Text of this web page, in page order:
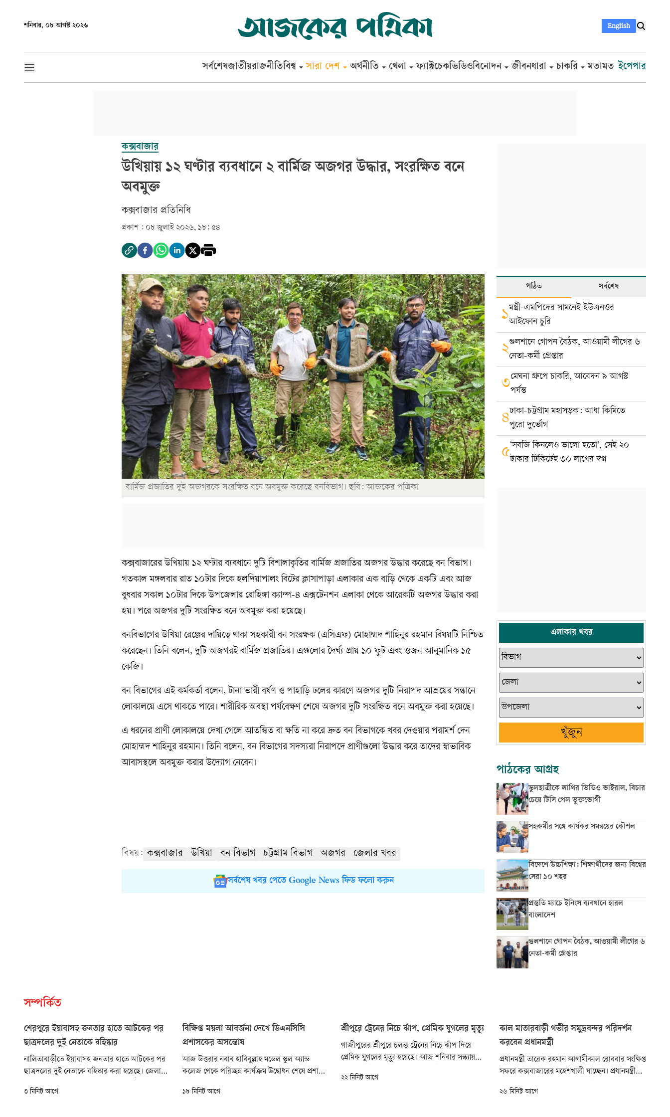
শনিবার, ০৮ আগস্ট ২০২৬ English
সর্বশেষজাতীয়রাজনীতিবিশ্ব সারা দেশ অর্থনীতি খেলা ফ্যাক্টচেকভিডিওবিনোদন জীবনধারা চাকরি মতামত ইপেপার
কক্সবাজার
উখিয়ায় ১২ ঘণ্টার ব্যবধানে ২ বার্মিজ অজগর উদ্ধার, সংরক্ষিত বনে
অবমুক্ত
কক্সবাজার প্রতিনিধি
প্রকাশ : ০৮ জুলাই ২০২৬, ১৮: ৫৪
বার্মিজ প্রজাতির দুই অজগরকে সংরক্ষিত বনে অবমুক্ত করেছে বনবিভাগ। ছবি: আজকের পত্রিকা
কক্সবাজারের উখিয়ায় ১২ ঘণ্টার ব্যবধানে দুটি বিশালাকৃতির বার্মিজ প্রজাতির অজগর উদ্ধার করেছে বন বিভাগ।
গতকাল মঙ্গলবার রাত ১০টার দিকে হলদিয়াপালং বিটের ক্লাসাপাড়া এলাকার এক বাড়ি থেকে একটি এবং আজ
বুধবার সকাল ১০টার দিকে উপজেলার রোহিঙ্গা ক্যাম্প-৪ এক্সটেনশন এলাকা থেকে আরেকটি অজগর উদ্ধার করা
হয়। পরে অজগর দুটি সংরক্ষিত বনে অবমুক্ত করা হয়েছে।
বনবিভাগের উখিয়া রেঞ্জের দায়িত্বে থাকা সহকারী বন সংরক্ষক (এসিএফ) মোহাম্মদ শাহিনুর রহমান বিষয়টি নিশ্চিত
করেছেন। তিনি বলেন, দুটি অজগরই বার্মিজ প্রজাতির। এগুলোর দৈর্ঘ্য প্রায় ১০ ফুট এবং ওজন আনুমানিক ১৫
কেজি।
বন বিভাগের এই কর্মকর্তা বলেন, টানা ভারী বর্ষণ ও পাহাড়ি ঢলের কারণে অজগর দুটি নিরাপদ আশ্রয়ের সন্ধানে
লোকালয়ে এসে থাকতে পারে। শারীরিক অবস্থা পর্যবেক্ষণ শেষে অজগর দুটি সংরক্ষিত বনে অবমুক্ত করা হয়েছে।
এ ধরনের প্রাণী লোকালয়ে দেখা গেলে আতঙ্কিত বা ক্ষতি না করে দ্রুত বন বিভাগকে খবর দেওয়ার পরামর্শ দেন
মোহাম্মদ শাহিনুর রহমান। তিনি বলেন, বন বিভাগের সদস্যরা নিরাপদে প্রাণীগুলো উদ্ধার করে তাদের স্বাভাবিক
আবাসস্থলে অবমুক্ত করার উদ্যোগ নেবেন।
বিষয়: কক্সবাজার উখিয়া বন বিভাগ চট্টগ্রাম বিভাগ অজগর জেলার খবর
সর্বশেষ খবর পেতে Google News ফিড ফলো করুন
পঠিত সর্বশেষ
১মন্ত্রী-এমপিদের সামনেই ইউএনওর
আইফোন চুরি
২গুলশানে গোপন বৈঠক, আওয়ামী লীগের ৬
নেতা-কর্মী গ্রেপ্তার
৩মেঘনা গ্রুপে চাকরি, আবেদন ৯ আগস্ট
পর্যন্ত
৪ঢাকা-চট্টগ্রাম মহাসড়ক: আধা কিমিতে
পুরো দুর্ভোগ
৫‘সবজি কিনলেও ভালো হতো’, সেই ২০
টাকার টিকিটেই ৩০ লাখের স্বপ্ন
এলাকার খবর
খুঁজুন
পাঠকের আগ্রহ
স্কুলছাত্রীকে লাথির ভিডিও ভাইরাল, বিচার
চেয়ে টিসি পেল ভুক্তভোগী
সহকর্মীর সঙ্গে কার্যকর সমন্বয়ের কৌশল
বিদেশে উচ্চশিক্ষা: শিক্ষার্থীদের জন্য বিশ্বের
সেরা ১০ শহর
প্রস্তুতি ম্যাচে ইনিংস ব্যবধানে হারল
বাংলাদেশ
গুলশানে গোপন বৈঠক, আওয়ামী লীগের ৬
নেতা-কর্মী গ্রেপ্তার
সম্পর্কিত
শেরপুরে ইয়াবাসহ জনতার হাতে আটকের পর
ছাত্রদলের দুই নেতাকে বহিষ্কার
নালিতাবাড়ীতে ইয়াবাসহ জনতার হাতে আটকের পর
ছাত্রদলের দুই নেতাকে বহিষ্কার করা হয়েছে। জেলা
ভঙ্গের সুনির্দিষ্ট অভিযোগের ভিত্তিতে বরুয়াজানি শহীদ
৩ মিনিট আগে
বিক্ষিপ্ত ময়লা আবর্জনা দেখে ডিএনসিসি
প্রশাসকের অসন্তোষ
আজ উত্তরার নবাব হাবিবুল্লাহ মডেল স্কুল অ্যান্ড
কলেজ থেকে পরিচ্ছন্ন কার্যক্রম উদ্বোধন শেষে প্রশাসক
সেন্টার, দিয়াবাড়ি মেট্রোরেল, উত্তর সিটি
১৮ মিনিট আগে
শ্রীপুরে ট্রেনের নিচে ঝাঁপ, প্রেমিক যুগলের মৃত্যু
গাজীপুরের শ্রীপুরে চলন্ত ট্রেনের নিচে ঝাঁপ দিয়ে
প্রেমিক যুগলের মৃত্যু হয়েছে। আজ শনিবার সন্ধ্যায়
রাজাবাড়ি ইউনিয়নের ইজ্জতপুর রেলওয়ে স্টেশনের
২২ মিনিট আগে
কাল মাতারবাড়ী গভীর সমুদ্রবন্দর পরিদর্শন
করবেন প্রধানমন্ত্রী
প্রধানমন্ত্রী তারেক রহমান আগামীকাল রোববার সংক্ষিপ্ত
সফরে কক্সবাজারের মহেশখালী যাচ্ছেন। প্রধানমন্ত্রী
তাঁর দ্বিতীয় কক্সবাজার সফর। তবে মহেশখালীতে
২৬ মিনিট আগে